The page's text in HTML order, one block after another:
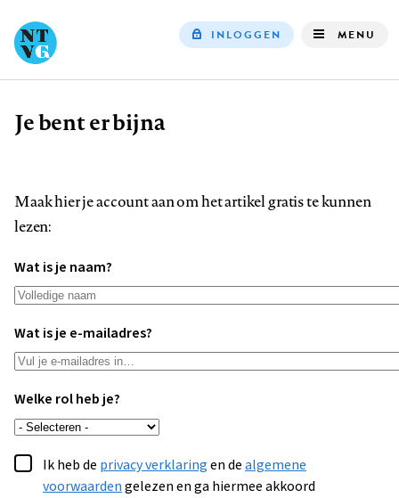
INLOGGEN MENU
Kruimelpad
Je bent er bijna
Maak hier je account aan om het artikel gratis te kunnen
lezen:
Wat is je naam?
Wat is je e-mailadres?
Welke rol heb je?
Ik heb de privacy verklaringen dealgemene
voorwaardengelezen en ga hiermee akkoord